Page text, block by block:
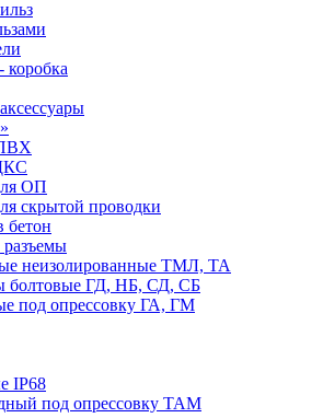
ОП
скрытой проводки
бетон
неизолированные ТМЛ, ТА
болтовые ГД, НБ, СД, СБ
под опрессовку ГА, ГМ
IP68
под опрессовку ТАМ